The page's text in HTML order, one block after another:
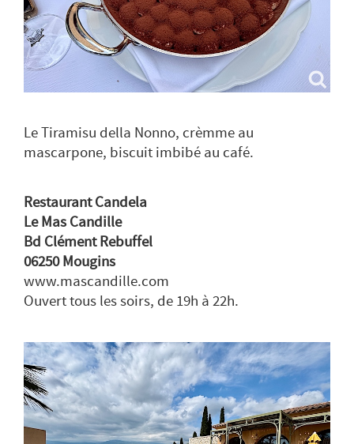
Le Tiramisu della Nonno, crèmme au
mascarpone, biscuit imbibé au café.
Restaurant Candela
Le Mas Candille
Bd Clément Rebuffel
06250 Mougins
www.mascandille.com
Ouvert tous les soirs, de 19h à 22h.